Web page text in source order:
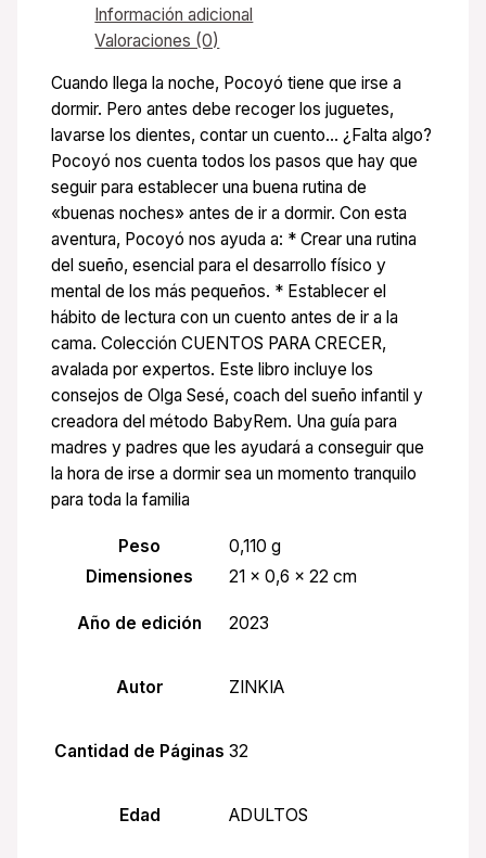
Información adicional
Valoraciones (0)
Cuando llega la noche, Pocoyó tiene que irse a
dormir. Pero antes debe recoger los juguetes,
lavarse los dientes, contar un cuento… ¿Falta algo?
Pocoyó nos cuenta todos los pasos que hay que
seguir para establecer una buena rutina de
«buenas noches» antes de ir a dormir. Con esta
aventura, Pocoyó nos ayuda a: * Crear una rutina
del sueño, esencial para el desarrollo físico y
mental de los más pequeños. * Establecer el
hábito de lectura con un cuento antes de ir a la
cama. Colección CUENTOS PARA CRECER,
avalada por expertos. Este libro incluye los
consejos de Olga Sesé, coach del sueño infantil y
creadora del método BabyRem. Una guía para
madres y padres que les ayudará a conseguir que
la hora de irse a dormir sea un momento tranquilo
para toda la familia
Peso
0,110 g
Dimensiones
21 × 0,6 × 22 cm
Año de edición 2023
Autor ZINKIA
Cantidad de Páginas 32
Edad ADULTOS